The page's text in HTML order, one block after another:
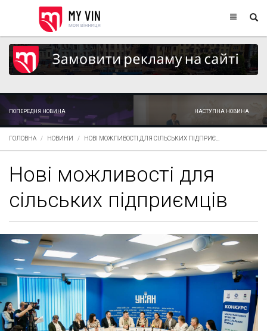
ПОПЕРЕДНЯ НОВИНА НАСТУПНА НОВИНА
ГОЛОВНА НОВИНИ НОВІ МОЖЛИВОСТІ ДЛЯ СІЛЬСЬКИХ ПІДПРИЄ...
Нові можливості для
сільських підприємців